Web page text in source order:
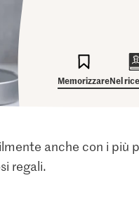
MemorizzareNel
anche con i più
regali.